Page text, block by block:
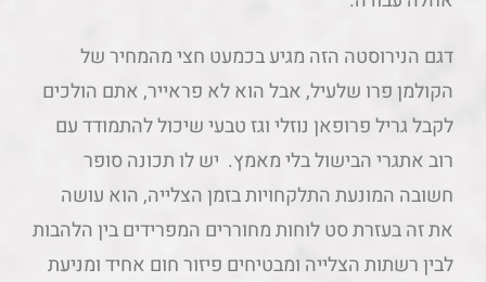
דגם הנירוסטה הזה מגיע בכמעט חצי מהמחיר של
הקולמן פרו שלעיל, אבל הוא לא פראייר, אתם הולכים
לקבל גריל פרופאן נוזלי וגז טבעי שיכול להתמודד עם
רוב אתגרי הבישול בלי מאמץ. יש לו תכונה סופר
חשובה המונעת התלקחויות בזמן הצלייה, הוא עושה
את זה בעזרת סט לוחות מחוררים המפרידים בין הלהבות
לבין רשתות הצלייה ומבטיחים פיזור חום אחיד ומניעת